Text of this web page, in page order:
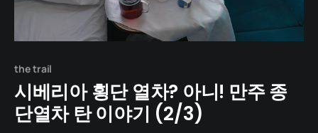
the trail
시베리아 횡단 열차? 아니! 만주 종
단열차 탄 이야기 (2/3)